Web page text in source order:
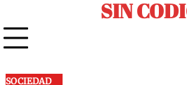
to
content
SIN
SOCIEDAD